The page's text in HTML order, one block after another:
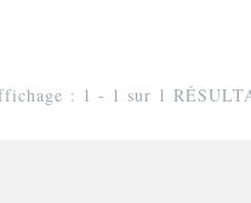
: 1 - 1 sur 1